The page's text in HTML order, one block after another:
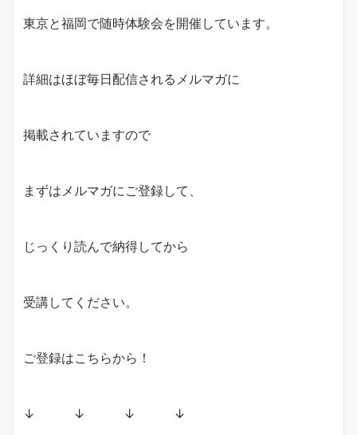
東京と福岡で随時体験会を開催しています。
詳細はほぼ毎日配信されるメルマガに
掲載されていますので
まずはメルマガにご登録して、
じっくり読んで納得してから
受講してください。
ご登録はこちらから！
↓ ↓ ↓ ↓